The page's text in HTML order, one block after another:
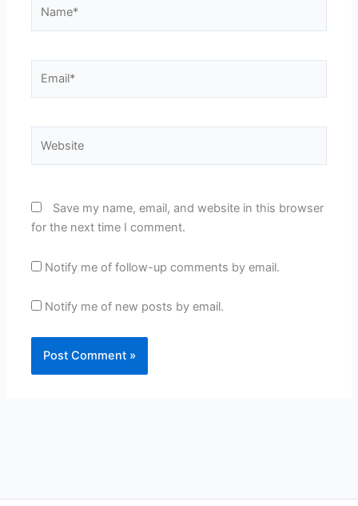
Save my name, email, and website in this browser
for the next time I comment.
Notify me of follow-up comments by email.
Notify me of new posts by email.